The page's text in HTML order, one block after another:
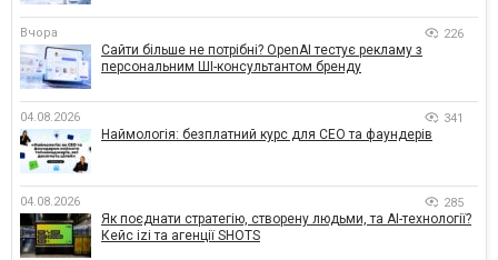
Вчора 226
Сайти більше не потрібні? OpenAI тестує рекламу з
персональним ШІ-консультантом бренду
04.08.2026 341
Наймологія: безплатний курс для CEO та фаундерів
04.08.2026 285
Як поєднати стратегію, створену людьми, та AI-технології?
Кейс izi та агенції SHOTS